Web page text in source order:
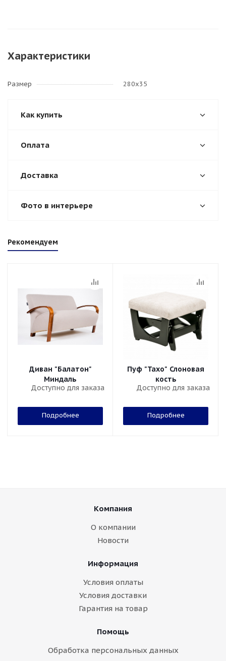
Характеристики
Размер 280х35
Как купить
Оплата
Доставка
Фото в интерьере
Рекомендуем
Диван "Балатон"
Миндаль
Доступно для заказа
Подробнее
Пуф "Тахо" Слоновая
кость
Доступно для заказа
Подробнее
Компания
О компании
Новости
Информация
Условия оплаты
Условия доставки
Гарантия на товар
Помощь
Обработка персональных данных